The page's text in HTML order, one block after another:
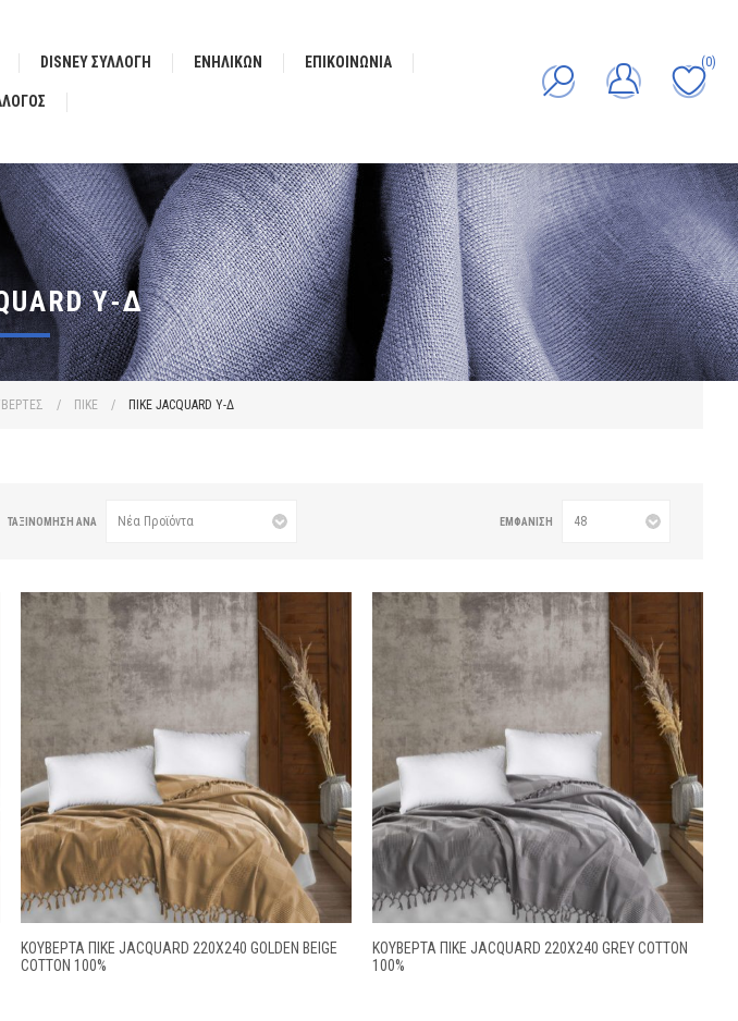
DISNEY ΣΥΛΛΟΓΗ ΕΝΗΛΙΚΩΝ ΕΠΙΚΟΙΝΩΝΊΑ (0)
/ ΠΙΚΕ / ΠΙΚΕ JACQUARD Υ-Δ
Υ-Δ
ΤΑΞΙΝΌΜΗΣΗ ΑΝΆ ΕΜΦΆΝΙΣΗ
ΚΟΥΒΕΡΤΑ ΠΙΚΕ JACQUARD 220X240 GOLDEN BEIGE
COTTON 100%
ΚΟΥΒΕΡΤΑ ΠΙΚΕ JACQUARD 220X240 GREY COTTON
100%